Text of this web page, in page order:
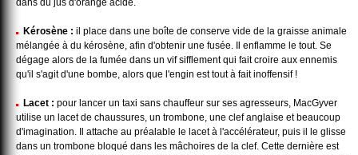
dans du jus d'orange acide.
Kérosène : il place dans une boîte de conserve vide de la graisse animale
mélangée à du kérosène, afin d'obtenir une fusée. Il enflamme le tout. Se
dégage alors de la fumée dans un vif sifflement qui fait croire aux ennemis
qu'il s'agit d'une bombe, alors que l'engin est tout à fait inoffensif !
Lacet : pour lancer un taxi sans chauffeur sur ses agresseurs, MacGyver
utilise un lacet de chaussures, un trombone, une clef anglaise et beaucoup
d'imagination. Il attache au préalable le lacet à l'accélérateur, puis il le glisse
dans un trombone bloqué dans les mâchoires de la clef. Cette dernière est